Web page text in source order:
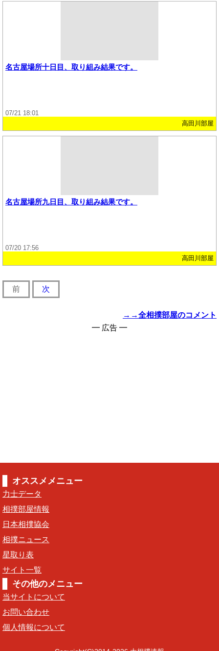
名古屋場所十日目、取り組み結果です。
07/21 18:01
高田川部屋
名古屋場所九日目、取り組み結果です。
07/20 17:56
高田川部屋
前 次
→→全相撲部屋のコメント
━ 広告 ━
オススメメニュー
力士データ
相撲部屋情報
日本相撲協会
相撲ニュース
星取り表
サイト一覧
その他のメニュー
当サイトについて
お問い合わせ
個人情報について